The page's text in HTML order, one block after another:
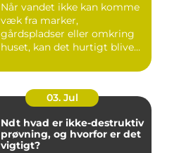
Når vandet ikke kan komme
væk fra marker,
gårdspladser eller omkring
huset, kan det hurtigt blive
03. Jul
Ndt hvad er ikke-destruktiv
prøvning, og hvorfor er det
vigtigt?